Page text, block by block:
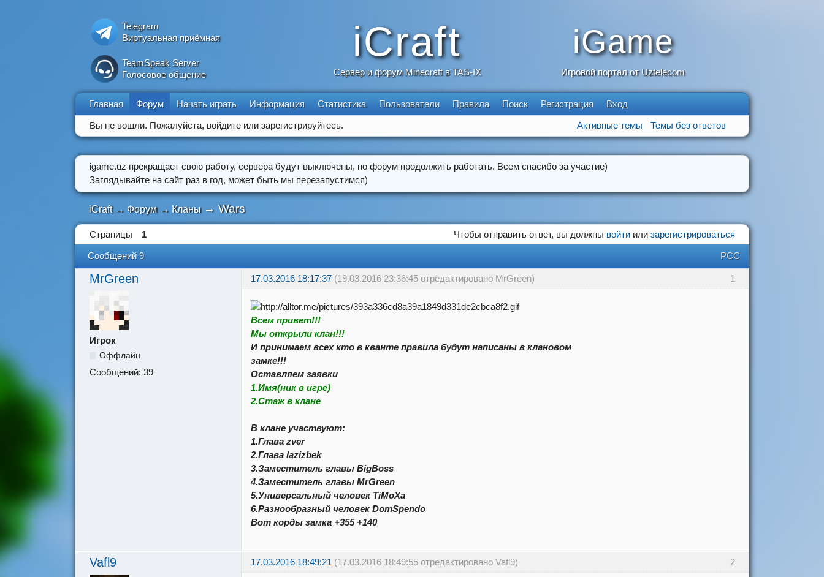
Telegram
Виртуальная приёмная
TeamSpeak Server
Голосовое общение
iCraft
Сервер и форум Minecraft в TAS-IX
iGame
Игровой портал от Uztelecom
Главная Форум Начать играть Информация Статистика Пользователи Правила Поиск Регистрация Вход
Вы не вошли. Пожалуйста, войдите или зарегистрируйтесь. Активные темы Темы без ответов
igame.uz прекращает свою работу, сервера будут выключены, но форум продолжить работать. Всем спасибо за участие)
Заглядывайте на сайт раз в год, может быть мы перезапустимся)
iCraft → Форум → Кланы →Wars
Страницы 1 Чтобы отправить ответ, вы должны войтиили зарегистрироваться
РСС
Сообщений 9
1
MrGreen 17.03.2016 18:17:37 (19.03.2016 23:36:45 отредактировано MrGreen)
Игрок
Оффлайн
Сообщений: 39
Всем привет!!!
Мы открыли клан!!!
И принимаем всех кто в кванте правила будут написаны в клановом
замке!!!
Оставляем заявки
1.Имя(ник в игре)
2.Стаж в клане
В клане участвуют:
1.Глава zver
2.Глава lazizbek
3.Заместитель главы BigBoss
4.Заместитель главы MrGreen
5.Универсальный человек TiMoXa
6.Разнообразный человек DomSpendo
Вот корды замка +355 +140
2
Vafl9 17.03.2016 18:49:21 (17.03.2016 18:49:55 отредактировано Vafl9)